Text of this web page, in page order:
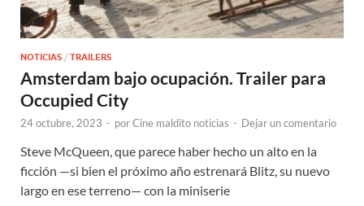
NOTICIAS / TRAILERS
Amsterdam bajo ocupación. Trailer para
Occupied City
24 octubre, 2023 - porCine maldito noticias - Dejar un comentario
Steve McQueen, que parece haber hecho un alto en la
ficción —si bien el próximo año estrenará Blitz, su nuevo
largo en ese terreno— con la miniserie